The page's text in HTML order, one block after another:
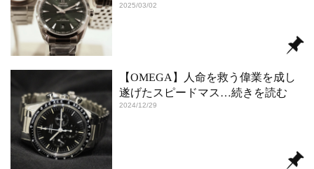
2025/03/02
【OMEGA】人命を救う偉業を成し
遂げたスピードマス …続きを読む
2024/12/29